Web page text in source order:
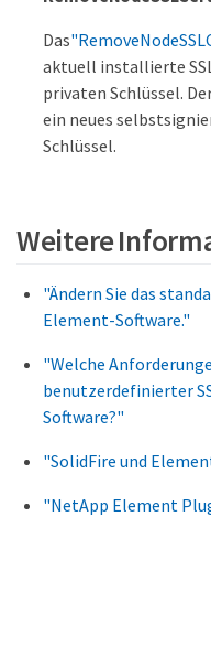
Das
aktuell installierte
privaten Schlüssel.
ein neues
Schlüssel.
Weitere
"Ändern Sie das
Element-Software."
"Welche
benutzerdefinierter
Software?"
"SolidFire und
"NetApp Element